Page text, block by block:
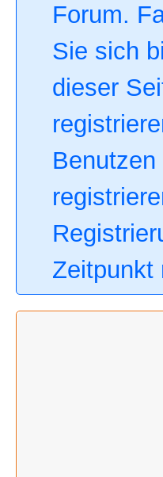
Forum.
Sie sich
dieser
Zeitpunkt